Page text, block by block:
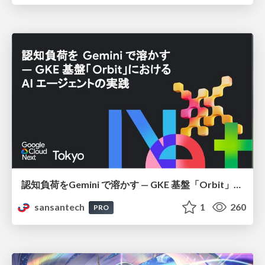
認知負荷をGemini で溶かす — GKE 基盤「Orbit」における AI エージェントの実践
sansantech
PRO 1 260